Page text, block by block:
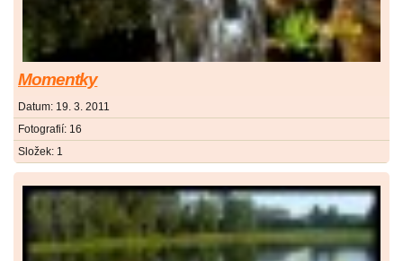
Momentky
Datum: 19. 3. 2011
Fotografií: 16
Složek: 1